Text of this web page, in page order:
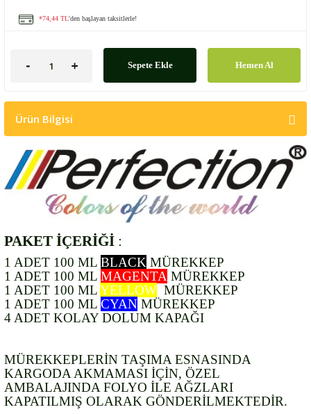
*74,44 TL'den başlayan taksitlerle!
Sepete Ekle Hemen Al
Ürün Bilgisi
PAKET İÇERİĞİ :
1 ADET 100 ML BLACK MÜREKKEP
1 ADET 100 ML MAGENTA MÜREKKEP
1 ADET 100 MLYELLOW MÜREKKEP
1 ADET 100 ML CYAN MÜREKKEP
4 ADET KOLAY DOLUM KAPAĞI
MÜREKKEPLERİN TAŞIMA ESNASINDA
KARGODA AKMAMASI İÇİN, ÖZEL
AMBALAJINDA FOLYO İLE AĞZLARI
KAPATILMIŞ OLARAK GÖNDERİLMEKTEDİR.